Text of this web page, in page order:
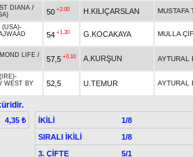
DIANA /
50 +2.00 H.KILIÇARSLAN MUSTAFA
(USA)-
54 +1.30 G.KOCAKAYA MULLA
LIFE /
57,5 +0.10 A.KURŞUN AYTURAL
-
/ WEST BY
52,5 U.TEMUR AYTURAL
4,35 ₺ İKİLİ 1/8
SIRALI İKİLİ
1/8
3. ÇİFTE
5/1